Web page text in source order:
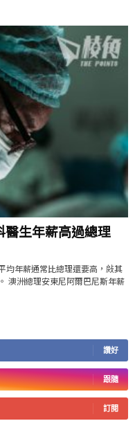
醫生年薪高過總理
均年薪通常比總理還要高，㪐其
澳洲總理安東尼阿爾巴尼斯年薪
讚好
跟隨
訂閱